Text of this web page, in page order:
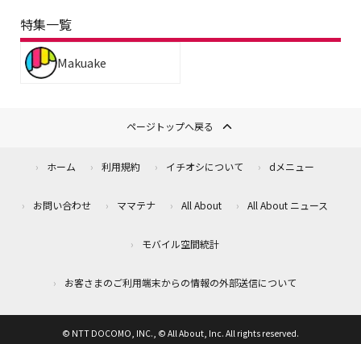
特集一覧
Makuake
ページトップへ戻る
ホーム 利用規約 イチオシについて dメニュー
お問い合わせ ママテナ All About All About ニュース
モバイル空間統計
お客さまのご利用端末からの情報の外部送信について
© NTT DOCOMO, INC., © All About, Inc. All rights reserved.